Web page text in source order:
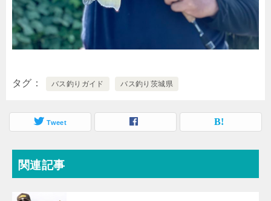
タグ バス釣りガイド バス釣り茨城県
Tweet
関連記事